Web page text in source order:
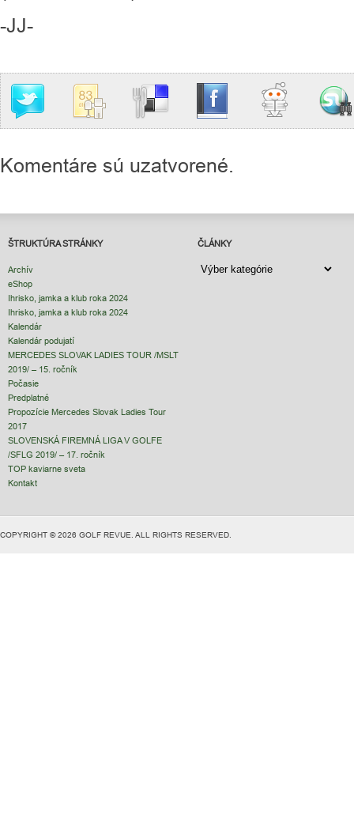
-JJ-
Komentáre sú uzatvorené.
ŠTRUKTÚRA STRÁNKY
Archív
eShop
Ihrisko, jamka a klub roka 2024
Ihrisko, jamka a klub roka 2024
Kalendár
Kalendár podujatí
MERCEDES SLOVAK LADIES TOUR /MSLT
2019/ – 15. ročník
Počasie
Predplatné
Propozície Mercedes Slovak Ladies Tour
2017
SLOVENSKÁ FIREMNÁ LIGA V GOLFE
/SFLG 2019/ – 17. ročník
TOP kaviarne sveta
Kontakt
ČLÁNKY
ČLÁNKY
COPYRIGHT © 2026 GOLF REVUE. ALL RIGHTS RESERVED.